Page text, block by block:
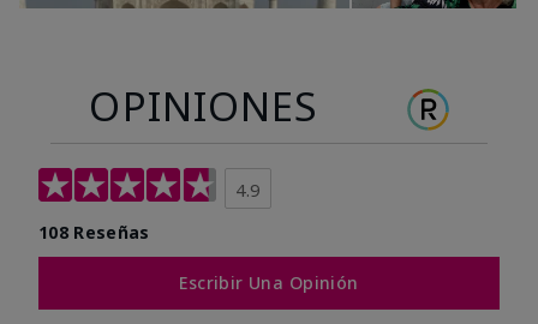
OPINIONES
4.9
108 Reseñas
Escribir Una Opinión